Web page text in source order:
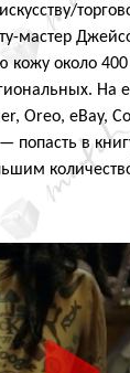
мастер
кожу около
На
Oreo, eBay,
в